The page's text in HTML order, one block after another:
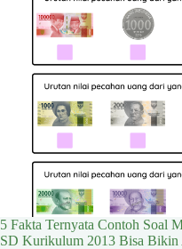
5 Fakta Ternyata Contoh Soal
SD Kurikulum 2013 Bisa Bikin